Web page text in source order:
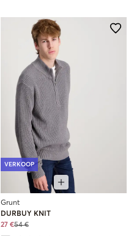
VERKOOP
Grunt
DURBUY KNIT
27 €54 €